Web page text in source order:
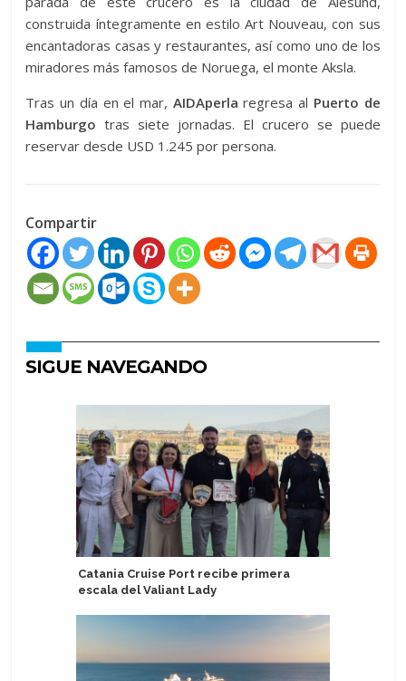
construida íntegramente en estilo Art Nouveau, con sus
encantadoras casas y restaurantes, así como uno de los
miradores más famosos de Noruega, el monte Aksla.
Tras un día en el mar, AIDAperla regresa al Puerto de
Hamburgo tras siete jornadas. El crucero se puede
reservar desde USD 1.245 por persona.
Compartir
SIGUE NAVEGANDO
Catania Cruise Port recibe primera
escala del Valiant Lady